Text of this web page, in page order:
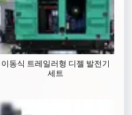
이동식 트레일러형 디젤 발전기
세트